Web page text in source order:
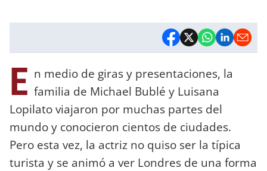
E n medio de giras y presentaciones, la
familia de Michael Bublé y Luisana
Lopilato viajaron por muchas partes del
mundo y conocieron cientos de ciudades.
Pero esta vez, la actriz no quiso ser la típica
turista y se animó a ver Londres de una forma